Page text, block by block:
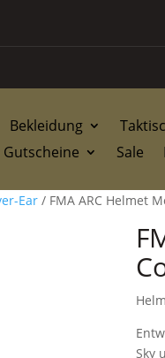
Bekleidung
Sale
Ear / FMA ARC Helmet
Sky